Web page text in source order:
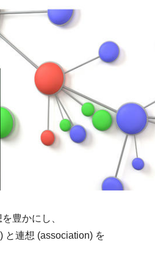
豊かにし、
と連想 (association) を